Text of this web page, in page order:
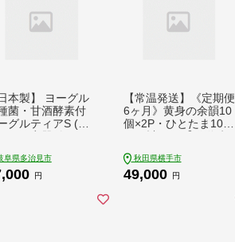
日本製】 ヨーグル
菌・甘酒酵素付
グルティアS (耐
ルトメーカー ヨ
ルト よーぐると
阜県多治見市
円
【常温発送】《定期便
6ヶ月》黄身の余韻10
個×2P・ひとたま10個
ヵ月 6カ月 6ケ月 卵
玉子 たまご 2種類 味
秋田県横手市
49,000 円